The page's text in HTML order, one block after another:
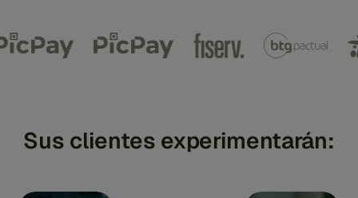
Sus clientes experimentarán: